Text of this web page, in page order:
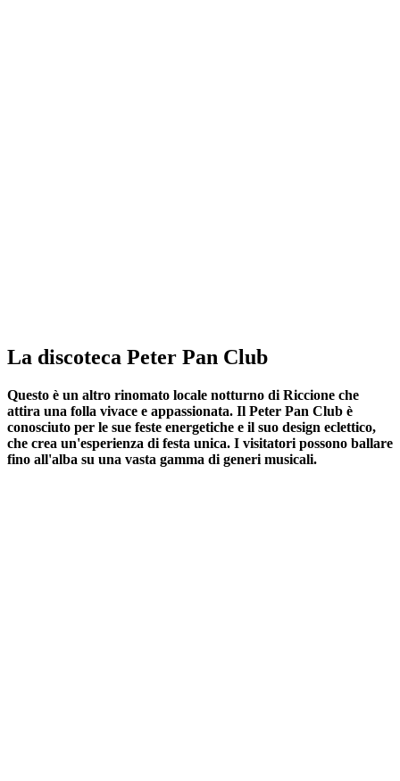
La discoteca Peter Pan Club
Questo è un altro rinomato locale notturno di Riccione che
attira una folla vivace e appassionata. Il Peter Pan Club è
conosciuto per le sue feste energetiche e il suo design eclettico,
che crea un'esperienza di festa unica. I visitatori possono ballare
fino all'alba su una vasta gamma di generi musicali.